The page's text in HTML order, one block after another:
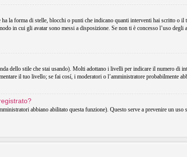
la forma di stelle, blocchi o punti che indicano quanti interventi hai scritto o
in cui gli avatar sono messi a disposizione. Se non ti è concesso l’uso degli
dello stile che stai usando). Molti adottano i livelli per indicare il numero di
il tuo livello; se fai cosí, i moderatori o l’amministratore probabilmente
abbiano abilitato questa funzione). Questo serve a prevenire un uso